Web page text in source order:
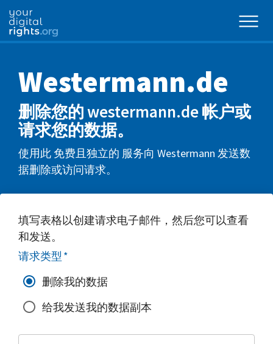
Westermann.de
删除您的 westermann.de 帐户或
请求您的数据。
使用此 免费且独立的 服务向 Westermann 发送数
据删除或访问请求。
填写表格以创建请求电子邮件，然后您可以查看
和发送。
请求类型 *
删除我的数据
给我发送我的数据副本